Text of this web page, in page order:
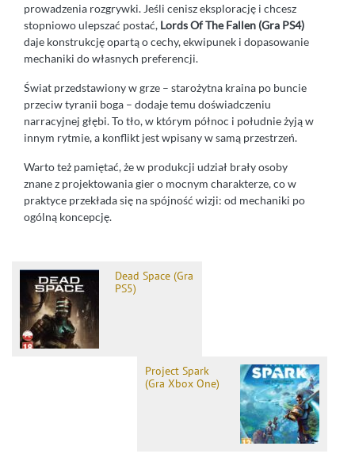
prowadzenia rozgrywki. Jeśli cenisz eksplorację i chcesz
stopniowo ulepszać postać, Lords Of The Fallen (Gra PS4)
daje konstrukcję opartą o cechy, ekwipunek i dopasowanie
mechaniki do własnych preferencji.
Świat przedstawiony w grze – starożytna kraina po buncie
przeciw tyranii boga – dodaje temu doświadczeniu
narracyjnej głębi. To tło, w którym północ i południe żyją w
innym rytmie, a konflikt jest wpisany w samą przestrzeń.
Warto też pamiętać, że w produkcji udział brały osoby
znane z projektowania gier o mocnym charakterze, co w
praktyce przekłada się na spójność wizji: od mechaniki po
ogólną koncepcję.
Dead Space (Gra
PS5)
Project Spark
(Gra Xbox One)